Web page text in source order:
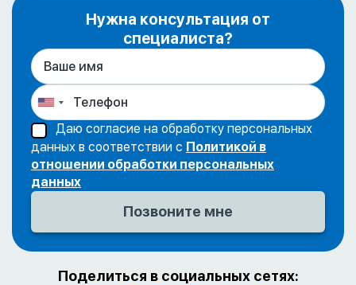
Нужна консультация от
специалиста?
Даю согласие на обработку персональных
данных в соответствии с Политикой в
отношении обработки персональных
данных
Поделиться в социальных сетях: